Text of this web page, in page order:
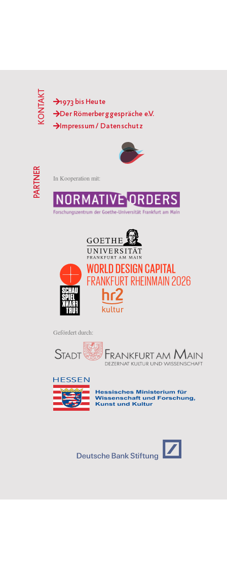
1973 bis Heute
Der Römerberggespräche e.V.
Impressum / Datenschutz
KONTAKT
In Kooperation mit:
Gefördert durch:
PARTNER